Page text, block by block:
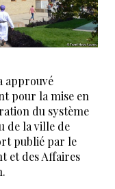
approuvé
pour la mise en
du système
de la ville de
publié par le
et des Affaires